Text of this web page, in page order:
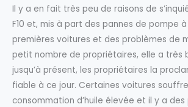
Il y a en fait très peu de raisons de
F10 et, mis à part des pannes de pompe à
premières voitures et des problèmes de
petit nombre de propriétaires, elle a très
jusqu’à présent, les propriétaires la
fiable à ce jour. Certaines voitures
consommation d’huile élevée et il y a